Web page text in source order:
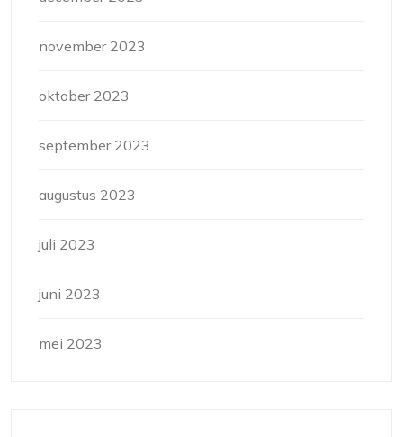
november 2023
oktober 2023
september 2023
augustus 2023
juli 2023
juni 2023
mei 2023